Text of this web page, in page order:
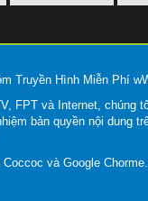
Truyền Hình Miễn Phí
FPT và Internet, chúng
bản quyền nội dung
và Google Chorme.